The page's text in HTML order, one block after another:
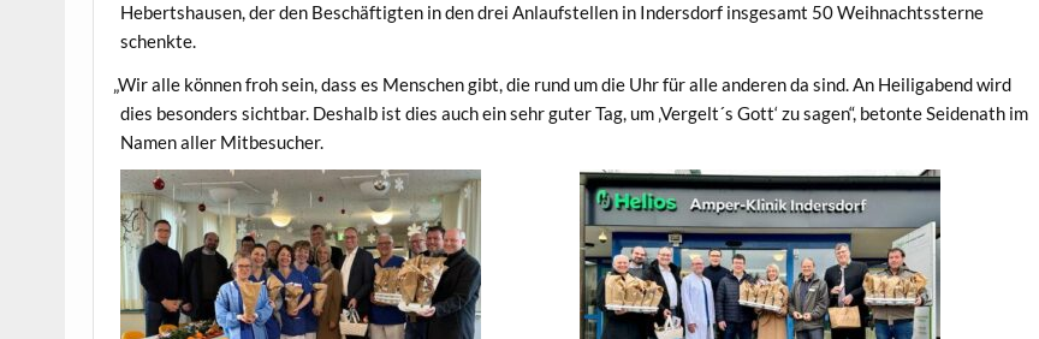
Hebertshausen, der den Beschäftigten in den drei Anlauf­stellen in Inder­s­dorf ins­ge­samt 50 Wei­h­nachtssterne
schenkte.
„Wir alle kön­nen froh sein, dass es Men­schen gibt, die rund um die Uhr für alle anderen da sind. An Heili­ga­bend wird
dies beson­ders sicht­bar. Deshalb ist dies auch ein sehr guter Tag, um ‚Vergelt´s Gott‘ zu sagen“, betonte Sei­de­nath im
Namen aller Mitbesucher.